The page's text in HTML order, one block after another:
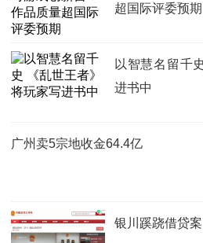
超国际评委预期
以智慧名留千
进书中
广州卖5宗地收金64.4亿
银川蹊跷借贷